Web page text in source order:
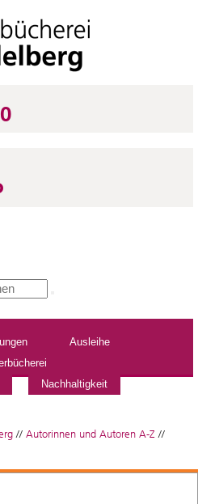
Ausleihe
Nachhaltigkeit
// Autorinnen und Autoren A-Z //